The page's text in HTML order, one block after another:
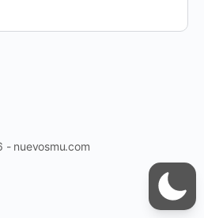
- nuevosmu.com